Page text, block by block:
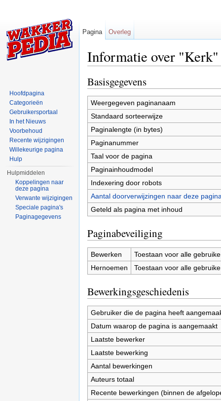
Informatie over "Kerk"
Basisgegevens
Weergegeven paginanaam
Standaard sorteerwijze
Paginalengte (in bytes)
Paginanummer
Taal voor de pagina
Paginainhoudmodel
Indexering door robots
Aantal doorverwijzingen naar deze
Geteld als pagina met inhoud
Paginabeveiliging
Bewerken
Toestaan voor alle
Hernoemen
Toestaan voor alle
Bewerkingsgeschiedenis
Gebruiker die de pagina heeft
Datum waarop de pagina is aangemaakt
Laatste bewerker
Laatste bewerking
Aantal bewerkingen
Auteurs totaal
Recente bewerkingen (binnen de
Pagina Overleg
Hoofdpagina
Categorieën
Gebruikersportaal
In het Nieuws
Voorbehoud
Recente wijzigingen
Willekeurige pagina
Hulp
Hulpmiddelen
Koppelingen naar
deze pagina
Verwante wijzigingen
Speciale pagina's
Paginagegevens